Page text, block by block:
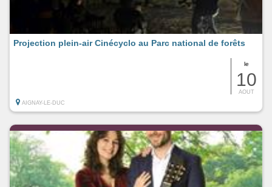
le
10
AOUT
Projection plein-air Cinécyclo au Parc national de forêts
AIGNAY-LE-DUC